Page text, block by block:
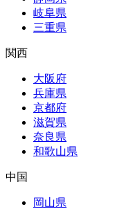
岐阜県
三重県
関西
大阪府
兵庫県
京都府
滋賀県
奈良県
和歌山県
中国
岡山県